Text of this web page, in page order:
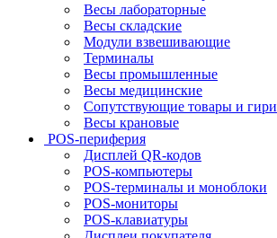
Весы лабораторные
Весы складские
Модули взвешивающие
Терминалы
Весы промышленные
Весы медицинские
Сопутствующие товары и гири
Весы крановые
POS-периферия
Дисплей QR-кодов
POS-компьютеры
POS-терминалы и моноблоки
POS-мониторы
POS-клавиатуры